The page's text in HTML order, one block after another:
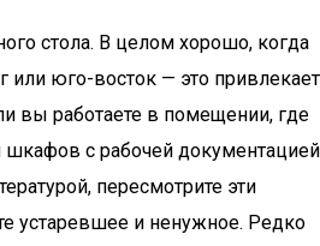
стола. В целом хорошо, когда
или юго-восток — это привлекает
вы работаете в помещении, где
шкафов с рабочей документацией
пересмотрите эти
устаревшее и ненужное. Редко